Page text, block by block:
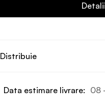
Distribuie
Data estimare livrare: 08